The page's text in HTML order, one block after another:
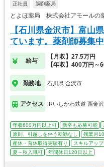
正社員 調剤薬局
とよほ薬局 株式会社アモールの
【石川県金沢市】富山
ています。薬剤師募集中
給与
【月収】27.5万円
【年収】400万円～
勤務地 石川県 金沢市
アクセス IRいしかわ鉄道 西金
年収600万円以上可 新卒も応募可能
原則、引越しを伴う転勤なし
残業月
産休・育休取得実績有り
スキルアップ
夏～秋入職可
年間休日120日以上